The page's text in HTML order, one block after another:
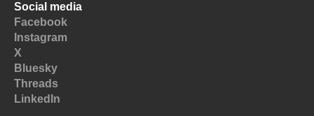
Social media
Facebook
Instagram
X
Bluesky
Threads
LinkedIn